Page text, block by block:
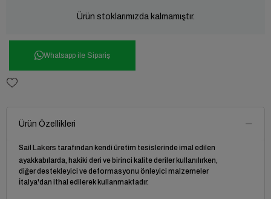
Ürün stoklarımızda kalmamıştır.
Whatsapp ile Sipariş
Ürün Özellikleri
Sail Lakers tarafından kendi üretim tesislerinde imal edilen
ayakkabılarda, hakiki deri ve birinci kalite deriler kullanılırken,
diğer destekleyici ve deformasyonu önleyici malzemeler
İtalya'dan ithal edilerek kullanmaktadır.